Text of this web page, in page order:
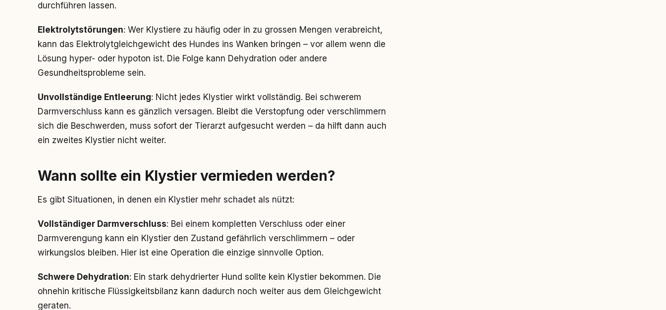
durchführen lassen.
Elektrolytstörungen: Wer Klystiere zu häufig oder in zu grossen Mengen verabreicht,
kann das Elektrolytgleichgewicht des Hundes ins Wanken bringen – vor allem wenn die
Lösung hyper- oder hypoton ist. Die Folge kann Dehydration oder andere
Gesundheitsprobleme sein.
Unvollständige Entleerung: Nicht jedes Klystier wirkt vollständig. Bei schwerem
Darmverschluss kann es gänzlich versagen. Bleibt die Verstopfung oder verschlimmern
sich die Beschwerden, muss sofort der Tierarzt aufgesucht werden – da hilft dann auch
ein zweites Klystier nicht weiter.
Wann sollte ein Klystier vermieden werden?
Es gibt Situationen, in denen ein Klystier mehr schadet als nützt:
Vollständiger Darmverschluss: Bei einem kompletten Verschluss oder einer
Darmverengung kann ein Klystier den Zustand gefährlich verschlimmern – oder
wirkungslos bleiben. Hier ist eine Operation die einzige sinnvolle Option.
Schwere Dehydration: Ein stark dehydrierter Hund sollte kein Klystier bekommen. Die
ohnehin kritische Flüssigkeitsbilanz kann dadurch noch weiter aus dem Gleichgewicht
geraten.